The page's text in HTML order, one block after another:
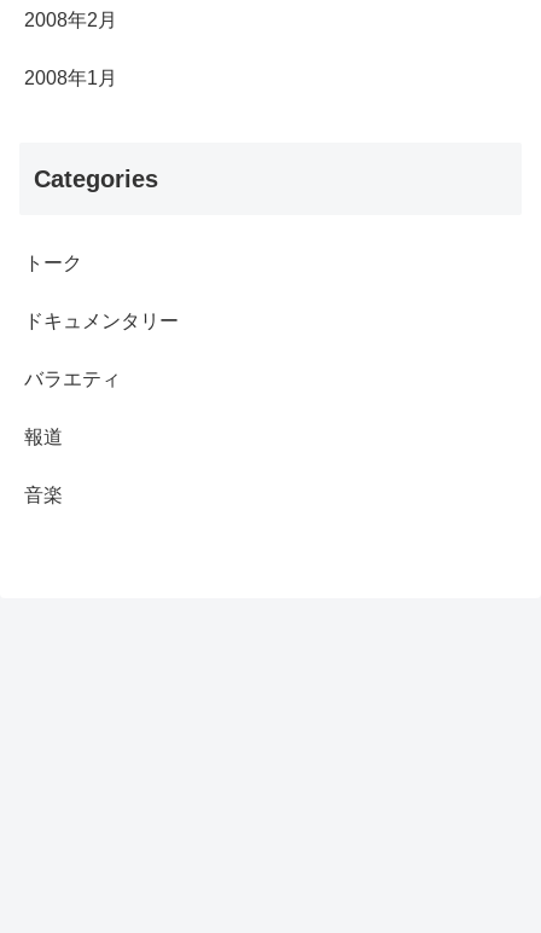
2008年2月
2008年1月
Categories
トーク
ドキュメンタリー
バラエティ
報道
音楽